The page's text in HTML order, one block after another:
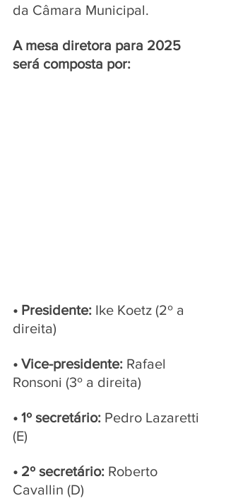
da Câmara Municipal.
A mesa diretora para 2025
será composta por:
• Presidente: Ike Koetz (2º a
direita)
• Vice-presidente: Rafael
Ronsoni (3º a direita)
• 1º secretário: Pedro Lazaretti
(E)
• 2º secretário: Roberto
Cavallin (D)